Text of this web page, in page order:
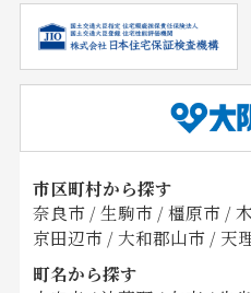
市区町村から探す
奈良市 / 生駒市 / 橿原市 /
京田辺市 / 大和郡山市 / 天
町名から探す